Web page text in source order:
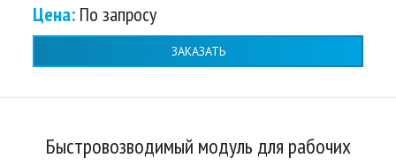
Цена: По запросу
ЗАКАЗАТЬ
Быстровозводимый модуль для рабочих